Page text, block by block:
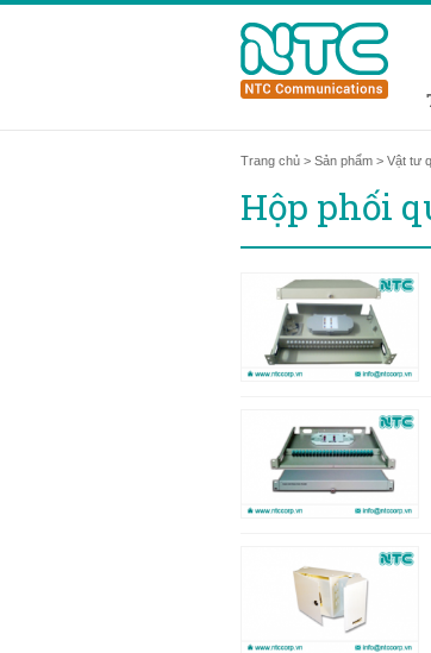
Trang chủ > Sản phẩm > Vật tư
Hộp phối